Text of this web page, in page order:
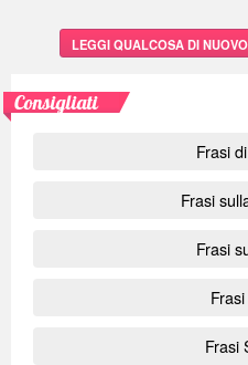
LEGGI QUALCOSA DI NUOVO
Consigliati
Frasi
Frasi
Frasi
Frasi